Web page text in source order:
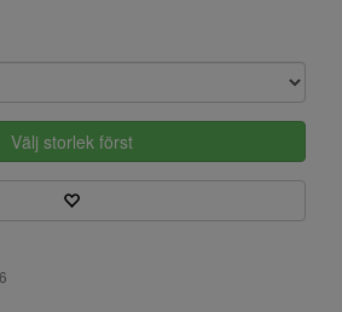
Välj storlek först